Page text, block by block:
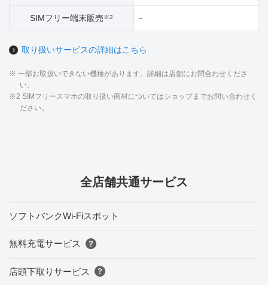
SIMフリー端末販売※2 －
取り扱いサービスの詳細はこちら
※ 一部お取扱いできない機種があります。詳細は店舗にお問合わせくださ
い。
※2 SIMフリースマホの取り扱い商材についてはショップまでお問い合わせく
ださい。
全店舗共通サービス
ソフトバンクWi-Fiスポット
無料充電サービス
店頭下取りサービス